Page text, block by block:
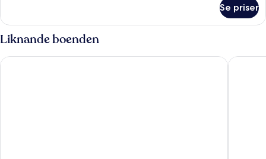
free
daily
minibar
and
Bedrooms
Luxury
Villa
Sea
Se priser
Liknande boenden
Melia Danang Beach Resort Naman